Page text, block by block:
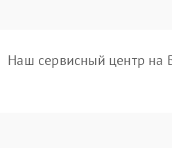
Наш сервисный центр на